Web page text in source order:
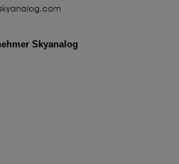
Skyanalog